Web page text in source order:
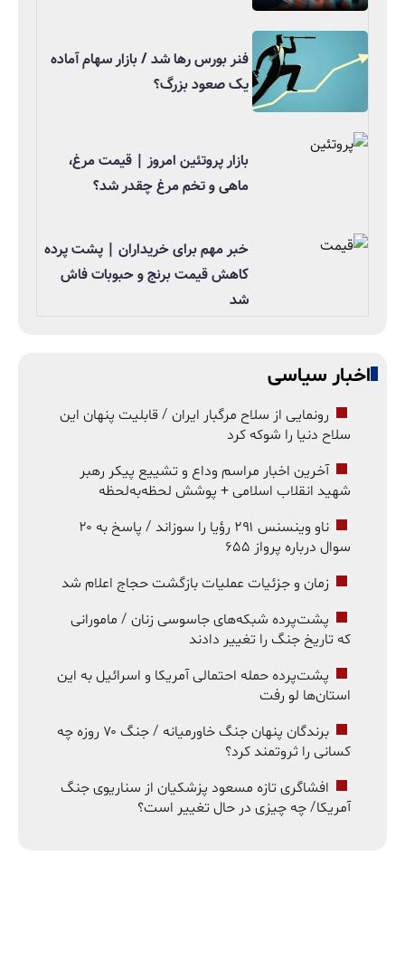
فنر بورس رها شد / بازار سهام آماده
یک صعود بزرگ؟
بازار پروتئین امروز | قیمت مرغ،
ماهی و تخم مرغ چقدر شد؟
خبر مهم برای خریداران | پشت پرده
کاهش قیمت برنج و حبوبات فاش
شد
اخبار سیاسی
رونمایی از سلاح مرگبار ایران / قابلیت پنهان این
سلاح دنیا را شوکه کرد
آخرین اخبار مراسم وداع و تشییع پیکر رهبر
شهید انقلاب اسلامی + پوشش لحظه‌به‌لحظه
ناو وینسنس ۲۹۱ رؤیا را سوزاند / پاسخ به ۲۰
سوال درباره پرواز ۶۵۵
زمان و جزئیات عملیات بازگشت حجاج اعلام شد
پشت‌پرده شبکه‌های جاسوسی زنان / مامورانی
که تاریخ جنگ را تغییر دادند
پشت‌پرده حمله احتمالی آمریکا و اسرائیل به این
استان‌ها لو رفت
برندگان پنهان جنگ خاورمیانه / جنگ ۷۰ روزه چه
کسانی را ثروتمند کرد؟
افشاگری تازه مسعود پزشکیان از سناریوی جنگ
آمریکا/ چه چیزی در حال تغییر است؟